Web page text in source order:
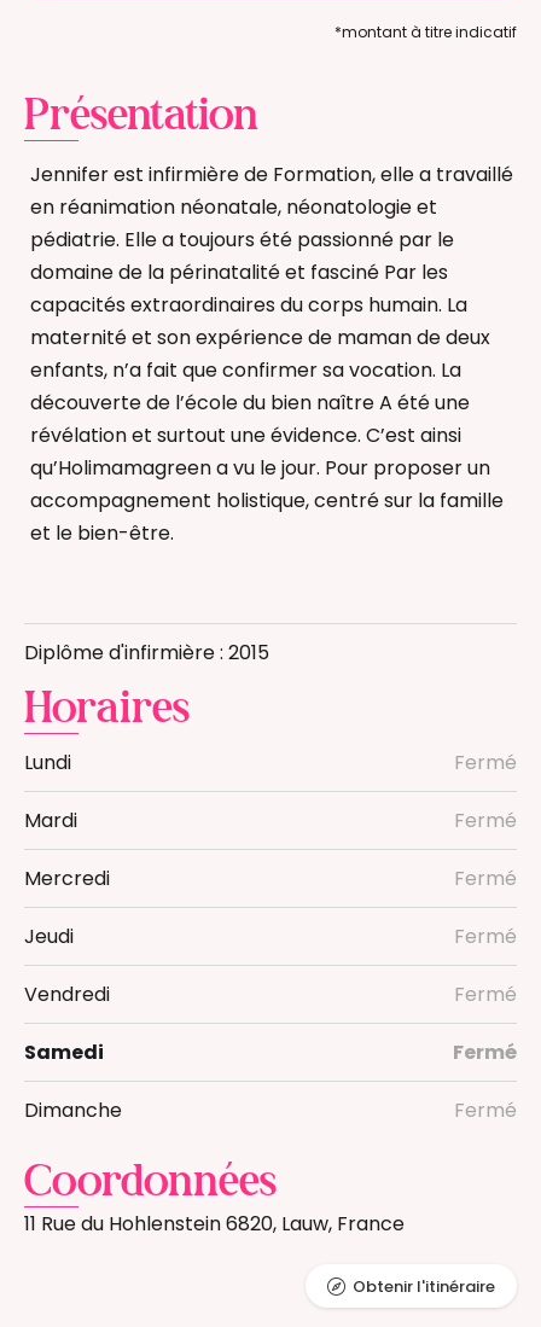
*montant à titre indicatif
Présentation
Jennifer est infirmière de Formation, elle a travaillé
en réanimation néonatale, néonatologie et
pédiatrie. Elle a toujours été passionné par le
domaine de la périnatalité et fasciné Par les
capacités extraordinaires du corps humain. La
maternité et son expérience de maman de deux
enfants, n’a fait que confirmer sa vocation. La
découverte de l’école du bien naître A été une
révélation et surtout une évidence. C’est ainsi
qu’Holimamagreen a vu le jour. Pour proposer un
accompagnement holistique, centré sur la famille
et le bien-être.
Allaitement
Naturopathie pédiatrique
Réflexologie bébé
Infirmière
Diplôme d'infirmière : 2015
Horaires
Lundi Fermé
Mardi Fermé
Mercredi Fermé
Jeudi Fermé
Vendredi Fermé
Samedi Fermé
Dimanche Fermé
Coordonnées
11 Rue du Hohlenstein 6820, Lauw, France
Obtenir l'itinéraire